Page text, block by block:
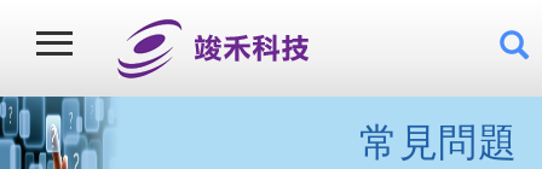
常見問題